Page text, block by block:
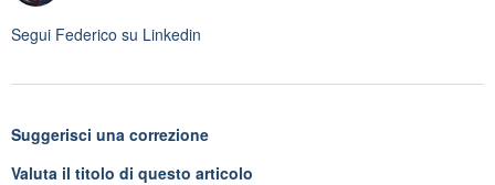
Segui Federico su Linkedin
Suggerisci una correzione
Valuta il titolo di questo articolo